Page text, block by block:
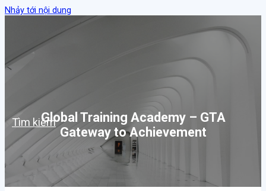
Nhảy tới nội dung
Tìm kiếmGlobal Training Academy – GTA
Gateway to Achievement